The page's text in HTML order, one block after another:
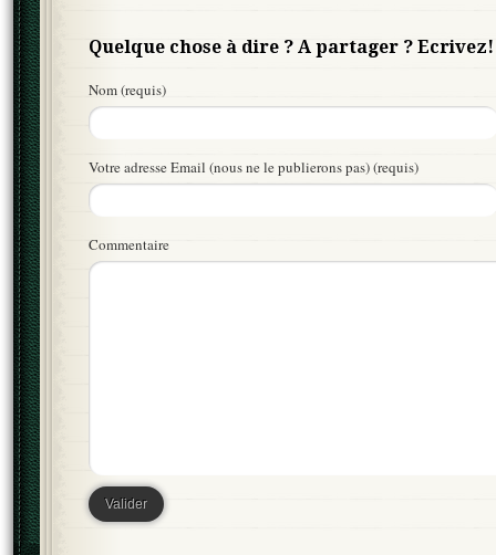
Quelque chose à dire ? A partager ? Ecrivez!
Nom (requis)
Votre adresse Email (nous ne le publierons pas) (requis)
Commentaire